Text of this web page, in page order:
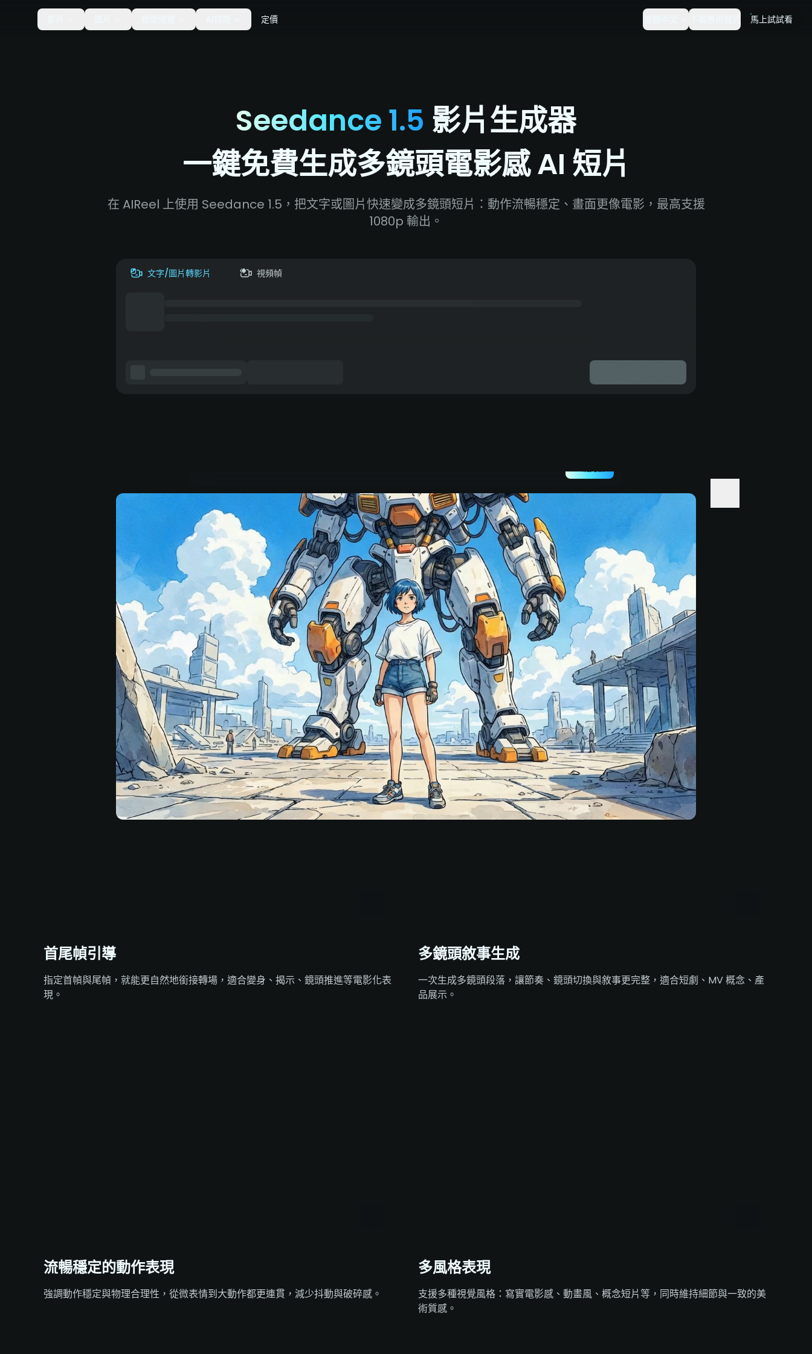
定價 馬上試試看
Seedance 1.5 影片生成器
一鍵免費生成多鏡頭電影感 AI 短片
在 AIReel 上使用 Seedance 1.5，把文字或圖片快速變成多鏡頭短片：動作流暢穩定、畫面更像電影，最高支援
1080p 輸出。
文字/圖片轉影片 視頻幀
陽光明媚的廢墟未來主義廣場上，一個寬銀幕電影般的動漫鏡頭。一位藍髮少女穿著寬鬆的白色
T恤和牛仔短褲，站在前景中央，面向鏡頭，身後有一架高大的白橙色機甲保護性地佇立著。微
妙的動作：微風輕輕吹動她的頭髮和襯衫；微小的塵埃顆粒在畫面中飄浮；破裂的混凝土上方有
微弱的熱浪閃爍。機甲緩慢地「活過來」了，帶著克制而真實的動作——伺服馬達輕柔的嗚嗚
聲，重心稍稍移動，手指微微彎曲，胸部通風口閃爍著暗淡的光芒，關節處噴出一小股蒸汽。攝
影機行為：緩慢、穩定地向少女推進，略微向上傾斜，保持原有的構圖和比例；前景裂縫和遠處
廢墟建築產生微弱的視差效果；為了真實感，有最小的手持微晃。外觀/風格：高品質的賽璐珞
風格動漫插畫，清晰的線條，柔和的水彩紋理，晴朗的中午天空有蓬鬆的雲朵，電影感光影，自
然的運動模糊，無剪輯。避免身份漂移、變形、多餘肢體、文字或突然的鏡頭跳躍。
Seedance 1.5 AI 影片生成器核心能力
首尾幀引導
指定首幀與尾幀，就能更自然地銜接轉場，適合變身、揭示、鏡頭推進等電影化表
現。
多鏡頭敘事生成
一次生成多鏡頭段落，讓節奏、鏡頭切換與敘事更完整，適合短劇、MV 概念、產
品展示。
流暢穩定的動作表現
強調動作穩定與物理合理性，從微表情到大動作都更連貫，減少抖動與破碎感。
多風格表現
支援多種視覺風格：寫實電影感、動畫風、概念短片等，同時維持細節與一致的美
術質感。